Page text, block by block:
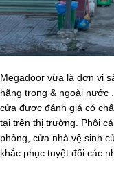
Megadoor vừa là đơn vị
hãng trong & ngoài nước
cửa được đánh giá có
tại trên thị trường. Phôi
phòng, cửa nhà vệ sinh
khắc phục tuyệt đối các